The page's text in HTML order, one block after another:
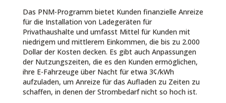
Das PNM-Programm bietet Kunden finanzielle Anreize
für die Installation von Ladegeräten für
Privathaushalte und umfasst Mittel für Kunden mit
niedrigem und mittlerem Einkommen, die bis zu 2.000
Dollar der Kosten decken. Es gibt auch Anpassungen
der Nutzungszeiten, die es den Kunden ermöglichen,
ihre E-Fahrzeuge über Nacht für etwa 3¢/kWh
aufzuladen, um Anreize für das Aufladen zu Zeiten zu
schaffen, in denen der Strombedarf nicht so hoch ist.